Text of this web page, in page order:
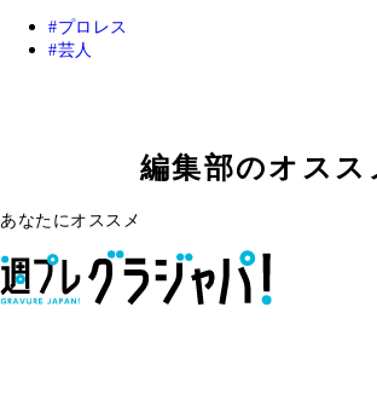
プロレス
芸人
編集部のオスス
あなたにオススメ